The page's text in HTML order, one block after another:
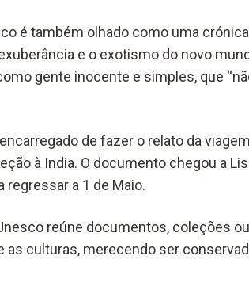
é também olhado como uma
e o exotismo do novo
gente inocente e simples, que
de fazer o relato da
à India. O documento chegou a
regressar a 1 de Maio.
reúne documentos, coleções
as culturas, merecendo ser